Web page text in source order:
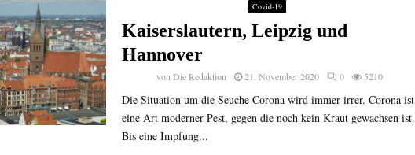
Covid-19
Kaiserslautern, Leipzig und
Hannover
vonDie Redaktion 21. November 2020 0 5210
Die Situation um die Seuche Corona wird immer irrer. Corona ist
eine Art moderner Pest, gegen die noch kein Kraut gewachsen ist.
Bis eine Impfung...